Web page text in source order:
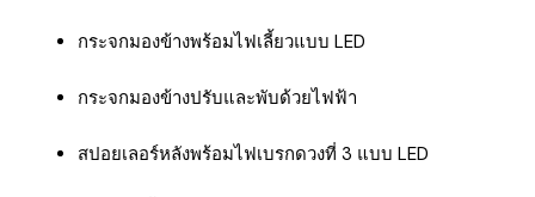
กระจกมองข้างพร้อมไฟเลี้ยวแบบ LED
กระจกมองข้างปรับและพับด้วยไฟฟ้า
สปอยเลอร์หลังพร้อมไฟเบรกดวงที่ 3 แบบ LED